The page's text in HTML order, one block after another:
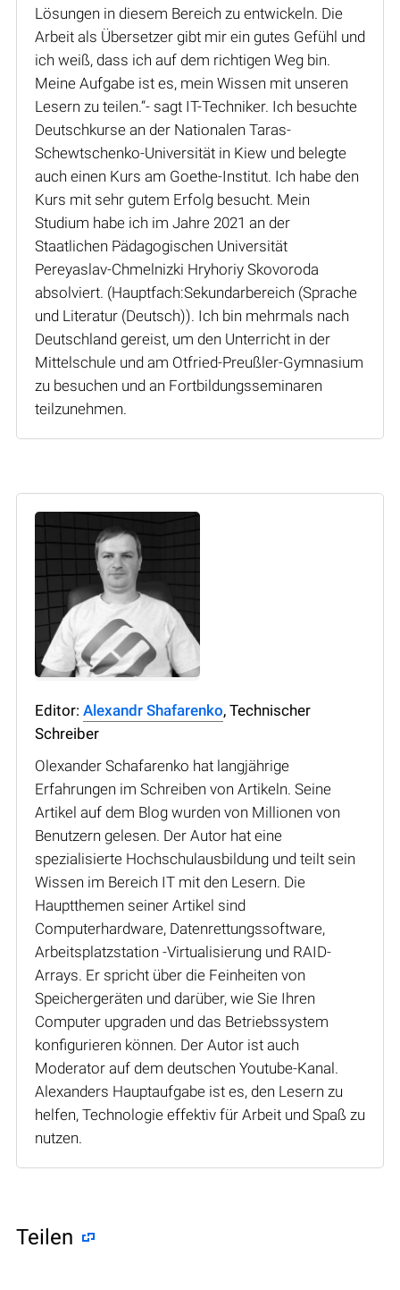
Lösungen in diesem Bereich zu entwickeln. Die
Arbeit als Übersetzer gibt mir ein gutes Gefühl und
ich weiß, dass ich auf dem richtigen Weg bin.
Meine Aufgabe ist es, mein Wissen mit unseren
Lesern zu teilen.“- sagt IT-Techniker. Ich besuchte
Deutschkurse an der Nationalen Taras-
Schewtschenko-Universität in Kiew und belegte
auch einen Kurs am Goethe-Institut. Ich habe den
Kurs mit sehr gutem Erfolg besucht. Mein
Studium habe ich im Jahre 2021 an der
Staatlichen Pädagogischen Universität
Pereyaslav-Chmelnizki Hryhoriy Skovoroda
absolviert. (Hauptfach:Sekundarbereich (Sprache
und Literatur (Deutsch)). Ich bin mehrmals nach
Deutschland gereist, um den Unterricht in der
Mittelschule und am Otfried-Preußler-Gymnasium
zu besuchen und an Fortbildungsseminaren
teilzunehmen.
Editor: Alexandr Shafarenko, Technischer
Schreiber
Olexander Schafarenko hat langjährige
Erfahrungen im Schreiben von Artikeln. Seine
Artikel auf dem Blog wurden von Millionen von
Benutzern gelesen. Der Autor hat eine
spezialisierte Hochschulausbildung und teilt sein
Wissen im Bereich IT mit den Lesern. Die
Hauptthemen seiner Artikel sind
Computerhardware, Datenrettungssoftware,
Arbeitsplatzstation -Virtualisierung und RAID-
Arrays. Er spricht über die Feinheiten von
Speichergeräten und darüber, wie Sie Ihren
Computer upgraden und das Betriebssystem
konfigurieren können. Der Autor ist auch
Moderator auf dem deutschen Youtube-Kanal.
Alexanders Hauptaufgabe ist es, den Lesern zu
helfen, Technologie effektiv für Arbeit und Spaß zu
nutzen.
Teilen